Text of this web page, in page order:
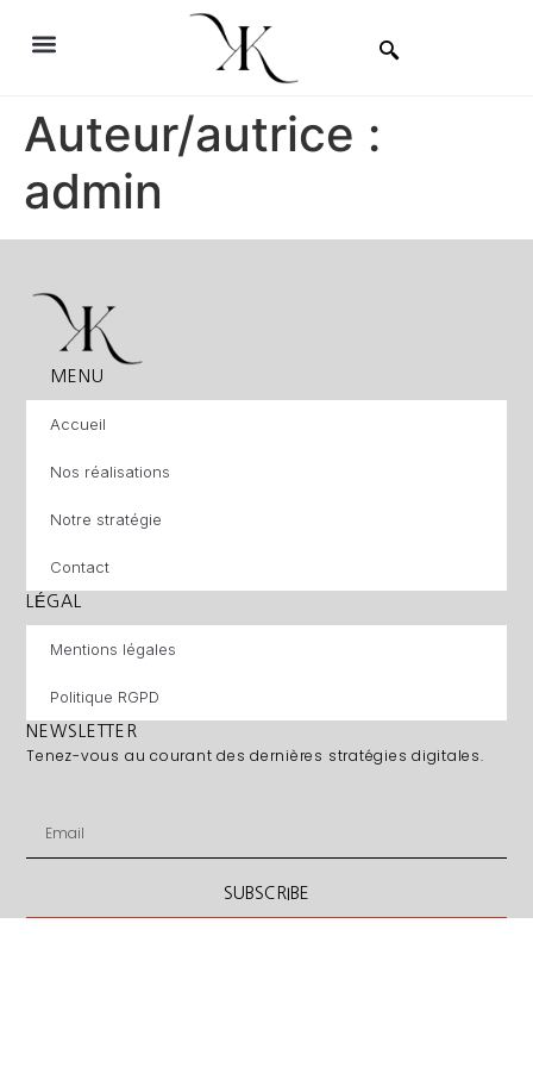
Auteur/autrice :
admin
MENU
Accueil
Nos réalisations
Notre stratégie
Contact
LÉGAL
Mentions légales
Politique RGPD
NEWSLETTER
Tenez-vous au courant des dernières stratégies digitales.
SUBSCRIBE